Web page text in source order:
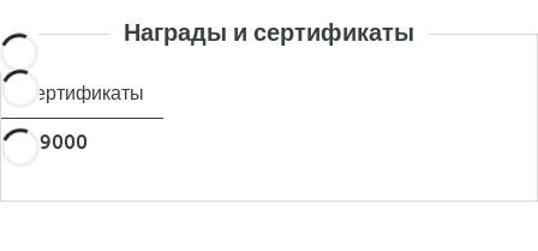
Награды и сертификаты
Сертификаты
BIO 9000